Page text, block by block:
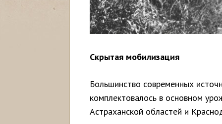
Скрытая мобилизация
Большинство современных
комплектовалось в основном
Астраханской областей и